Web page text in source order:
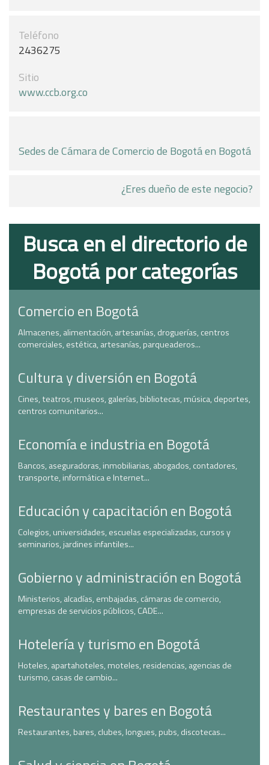
Teléfono
2436275
Sitio
www.ccb.org.co
Sedes de Cámara de Comercio de Bogotá en Bogotá
¿Eres dueño de este negocio?
Busca en el directorio de
Bogotá por categorías
Comercio en Bogotá
Almacenes, alimentación, artesanías, droguerías, centros
comerciales, estética, artesanías, parqueaderos...
Cultura y diversión en Bogotá
Cines, teatros, museos, galerías, bibliotecas, música, deportes,
centros comunitarios...
Economía e industria en Bogotá
Bancos, aseguradoras, inmobiliarias, abogados, contadores,
transporte, informática e Internet...
Educación y capacitación en Bogotá
Colegios, universidades, escuelas especializadas, cursos y
seminarios, jardines infantiles...
Gobierno y administración en Bogotá
Ministerios, alcadías, embajadas, cámaras de comercio,
empresas de servicios públicos, CADE...
Hotelería y turismo en Bogotá
Hoteles, apartahoteles, moteles, residencias, agencias de
turismo, casas de cambio...
Restaurantes y bares en Bogotá
Restaurantes, bares, clubes, longues, pubs, discotecas...